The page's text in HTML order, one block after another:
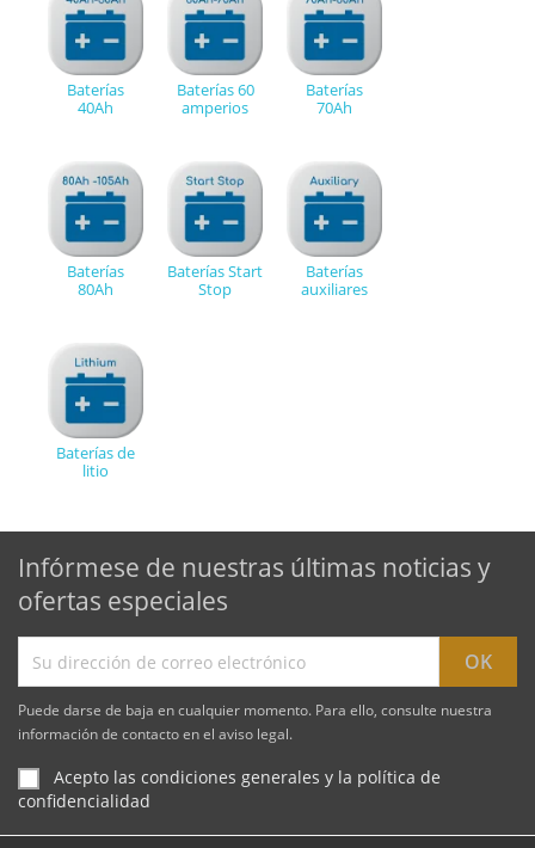
Baterías
40Ah
Baterías 60
amperios
Baterías
70Ah
Baterías
80Ah
Baterías Start
Stop
Baterías
auxiliares
Baterías de
litio
Infórmese de nuestras últimas noticias y
ofertas especiales
Puede darse de baja en cualquier momento. Para ello, consulte nuestra
información de contacto en el aviso legal.
Acepto las condiciones generales y la política de
confidencialidad